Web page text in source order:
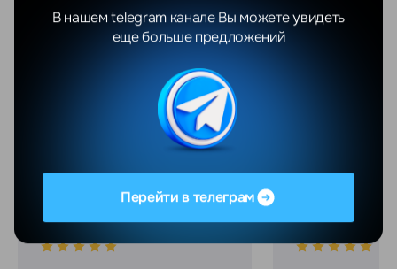
Показать еще
Все отзывы
Валентина Яцушкевич
06.08.2026
04.08.2026
Перейти в телеграм
В нашем telegram канале Вы можете увидеть
еще больше предложений